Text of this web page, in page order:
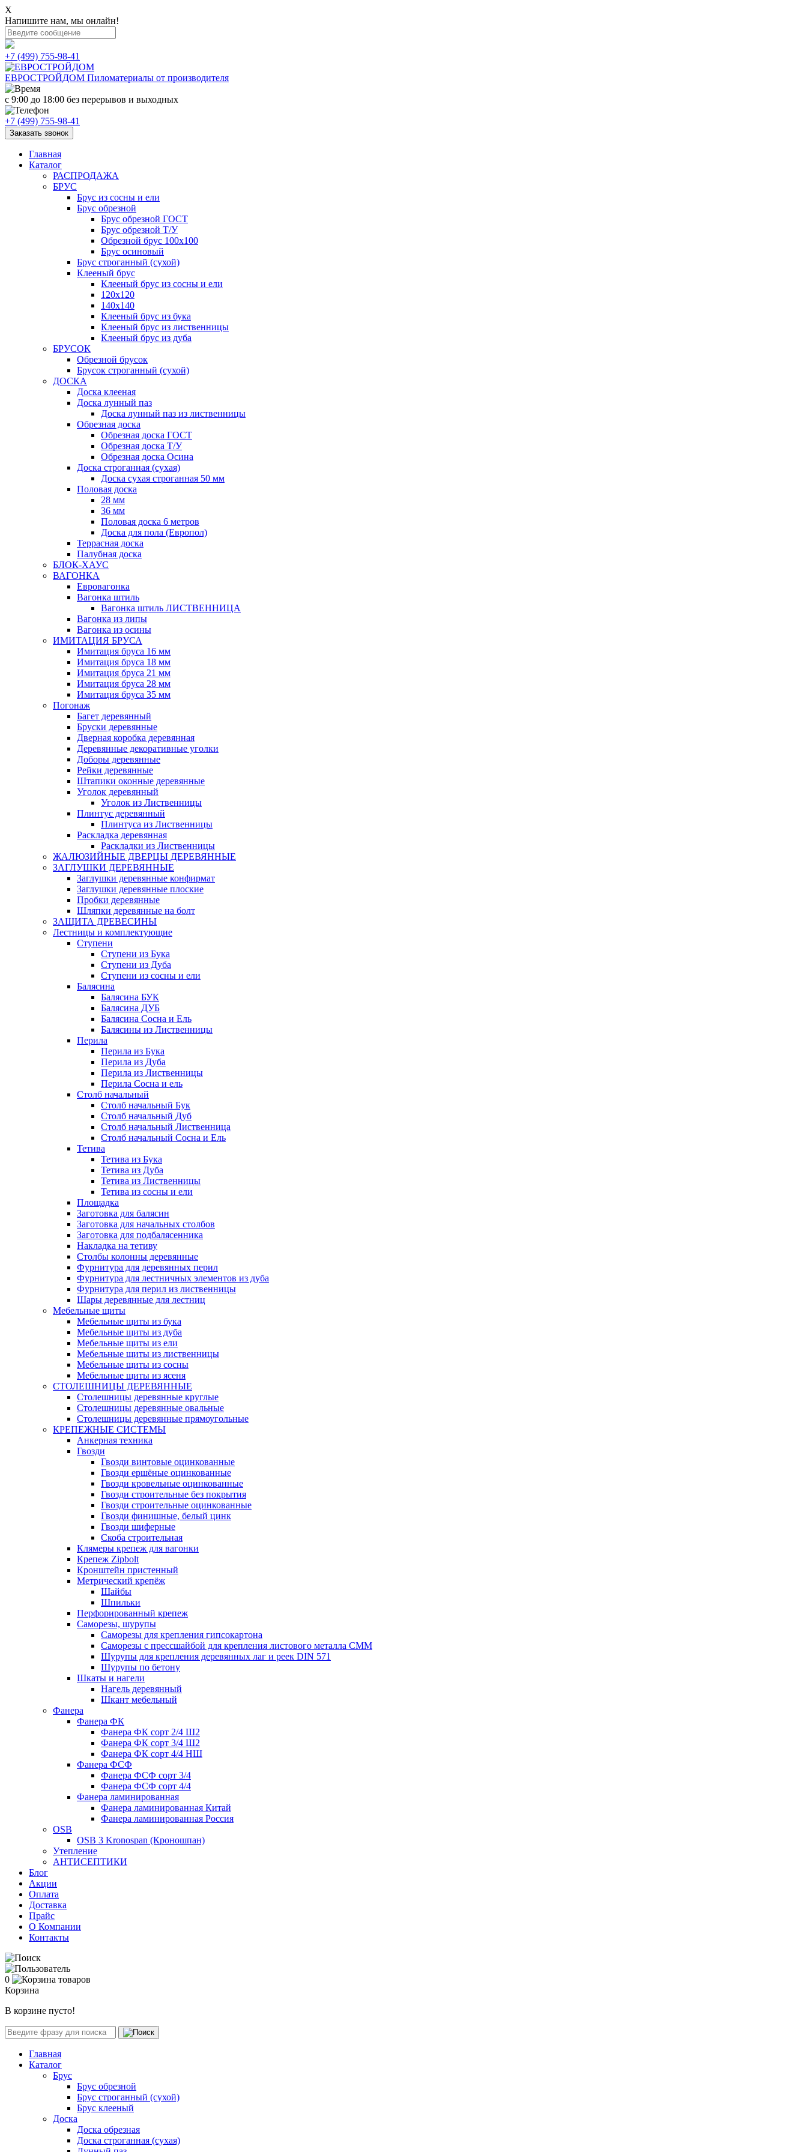
X
Напишите нам, мы онлайн!
+7 (499) 755-98-41
ЕВРОСТРОЙДОМ Пиломатериалы от производителя
с 9:00 до 18:00 без перерывов и выходных
+7 (499) 755-98-41
Заказать звонок
Главная
Каталог
РАСПРОДАЖА
БРУС
Брус из сосны и ели
Брус обрезной
Брус обрезной ГОСТ
Брус обрезной Т/У
Обрезной брус 100х100
Брус осиновый
Брус строганный (сухой)
Клееный брус
Клееный брус из сосны и ели
120х120
140х140
Клееный брус из бука
Клееный брус из лиственницы
Клееный брус из дуба
БРУСОК
Обрезной брусок
Брусок строганный (сухой)
ДОСКА
Доска клееная
Доска лунный паз
Доска лунный паз из лиственницы
Обрезная доска
Обрезная доска ГОСТ
Обрезная доска Т/У
Обрезная доска Осина
Доска строганная (сухая)
Доска сухая строганная 50 мм
Половая доска
28 мм
36 мм
Половая доска 6 метров
Доска для пола (Европол)
Террасная доска
Палубная доска
БЛОК-ХАУС
ВАГОНКА
Евровагонка
Вагонка штиль
Вагонка штиль ЛИСТВЕННИЦА
Вагонка из липы
Вагонка из осины
ИМИТАЦИЯ БРУСА
Имитация бруса 16 мм
Имитация бруса 18 мм
Имитация бруса 21 мм
Имитация бруса 28 мм
Имитация бруса 35 мм
Погонаж
Багет деревянный
Бруски деревянные
Дверная коробка деревянная
Деревянные декоративные уголки
Доборы деревянные
Рейки деревянные
Штапики оконные деревянные
Уголок деревянный
Уголок из Лиственницы
Плинтус деревянный
Плинтуса из Лиственницы
Раскладка деревянная
Раскладки из Лиственницы
ЖАЛЮЗИЙНЫЕ ДВЕРЦЫ ДЕРЕВЯННЫЕ
ЗАГЛУШКИ ДЕРЕВЯННЫЕ
Заглушки деревянные конфирмат
Заглушки деревянные плоские
Пробки деревянные
Шляпки деревянные на болт
ЗАЩИТА ДРЕВЕСИНЫ
Лестницы и комплектующие
Ступени
Ступени из Бука
Ступени из Дуба
Ступени из сосны и ели
Балясина
Балясина БУК
Балясина ДУБ
Балясина Сосна и Ель
Балясины из Лиственницы
Перила
Перила из Бука
Перила из Дуба
Перила из Лиственницы
Перила Сосна и ель
Столб начальный
Столб начальный Бук
Столб начальный Дуб
Столб начальный Лиственница
Столб начальный Сосна и Ель
Тетива
Тетива из Бука
Тетива из Дуба
Тетива из Лиственницы
Тетива из сосны и ели
Площадка
Заготовка для балясин
Заготовка для начальных столбов
Заготовка для подбалясенника
Накладка на тетиву
Столбы колонны деревянные
Фурнитура для деревянных перил
Фурнитура для лестничных элементов из дуба
Фурнитура для перил из лиственницы
Шары деревянные для лестниц
Мебельные щиты
Мебельные щиты из бука
Мебельные щиты из дуба
Мебельные щиты из ели
Мебельные щиты из лиственницы
Мебельные щиты из сосны
Мебельные щиты из ясеня
СТОЛЕШНИЦЫ ДЕРЕВЯННЫЕ
Столешницы деревянные круглые
Столешницы деревянные овальные
Столешницы деревянные прямоугольные
КРЕПЕЖНЫЕ СИСТЕМЫ
Анкерная техника
Гвозди
Гвозди винтовые оцинкованные
Гвозди ершёные оцинкованные
Гвозди кровельные оцинкованные
Гвозди строительные без покрытия
Гвозди строительные оцинкованные
Гвозди финишные, белый цинк
Гвозди шиферные
Скоба строительная
Клямеры крепеж для вагонки
Крепеж Zipbolt
Кронштейн пристенный
Метрический крепёж
Шайбы
Шпильки
Перфорированный крепеж
Саморезы, шурупы
Саморезы для крепления гипсокартона
Саморезы с прессшайбой для крепления листового металла СММ
Шурупы для крепления деревянных лаг и реек DIN 571
Шурупы по бетону
Шкаты и нагели
Нагель деревянный
Шкант мебельный
Фанера
Фанера ФК
Фанера ФК сорт 2/4 Ш2
Фанера ФК сорт 3/4 Ш2
Фанера ФК сорт 4/4 НШ
Фанера ФСФ
Фанера ФСФ сорт 3/4
Фанера ФСФ сорт 4/4
Фанера ламинированная
Фанера ламинированная Китай
Фанера ламинированная Россия
OSB
OSB 3 Kronospan (Кроношпан)
Утепление
АНТИСЕПТИКИ
Блог
Акции
Оплата
Доставка
Прайс
О Компании
Контакты
0
Корзина
В корзине пусто!
Главная
Каталог
Брус
Брус обрезной
Брус строганный (сухой)
Брус клееный
Доска
Доска обрезная
Доска строганная (сухая)